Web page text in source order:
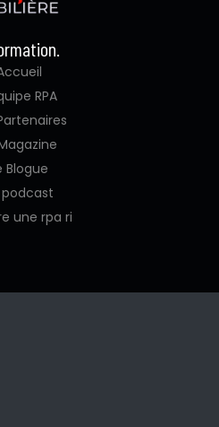
RPA
Blogue
podcast
une rpa ri